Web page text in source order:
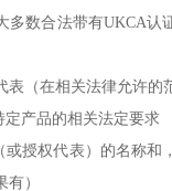
多数合法带有UKCA认
（在相关法律允许的
定产品的相关法定要求
或授权代表）的名称和
）